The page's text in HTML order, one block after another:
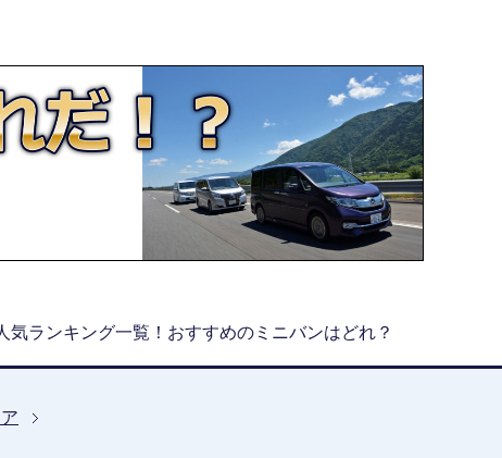
気ランキング一覧！おすすめのミニバンはどれ？